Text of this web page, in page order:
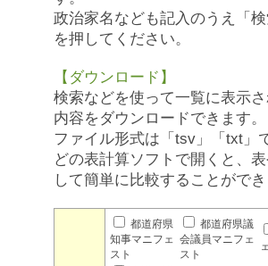
政治家名なども記入のうえ「
を押してください。
【ダウンロード】
検索などを使って一覧に表示
内容をダウンロードできます。
ファイル形式は「tsv」「txt」
どの表計算ソフトで開くと、
して簡単に比較することができ
都道府県
知事マニフェ
スト
都道府県議
会議員マニフェ
スト